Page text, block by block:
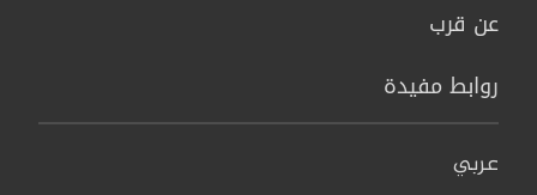
عن قرب
روابط مفيدة
عربي